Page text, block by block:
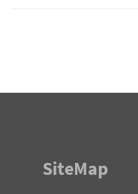
SiteMap